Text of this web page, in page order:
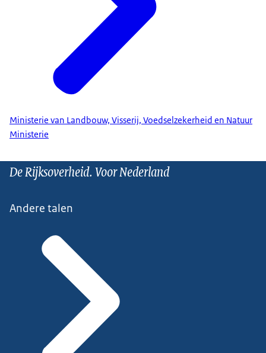
Ministerie van Landbouw, Visserij, Voedselzekerheid en Natuur
Ministerie
De Rijksoverheid. Voor Nederland
Andere talen